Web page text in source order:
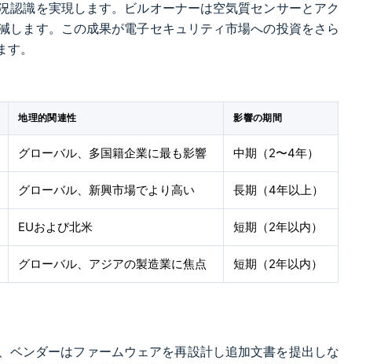
識を実現します。ビルオーナーは空気質センサーとアク
ます。この成果が電子セキュリティ市場への投資をさら
。
地理的関連性 影響の期間
グローバル、多国籍企業に最も影響 中期（2〜4年）
グローバル、新興市場でより高い 長期（4年以上）
EUおよび北米 短期（2年以内）
グローバル、アジアの製造業に焦点 短期（2年以内）
ベンダーはファームウェアを再設計し追加文書を提出しな